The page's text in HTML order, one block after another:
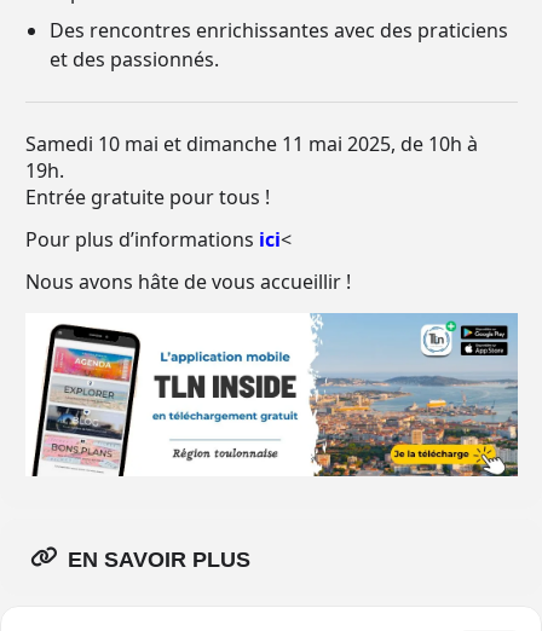
Des rencontres enrichissantes avec des praticiens
et des passionnés.
Samedi 10 mai et dimanche 11 mai 2025, de 10h à
19h.
Entrée gratuite pour tous !
Pour plus d’informations ici<
Nous avons hâte de vous accueillir !
EN SAVOIR PLUS